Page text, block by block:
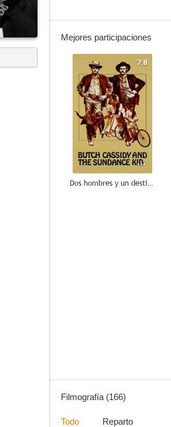
Mejores participaciones
7.8
Dos hombres y un destino
Filmografía (166)
Todo Reparto